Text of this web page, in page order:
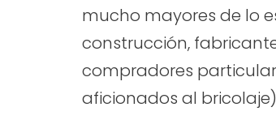
mucho mayores de lo
construcción,
compradores
aficionados al